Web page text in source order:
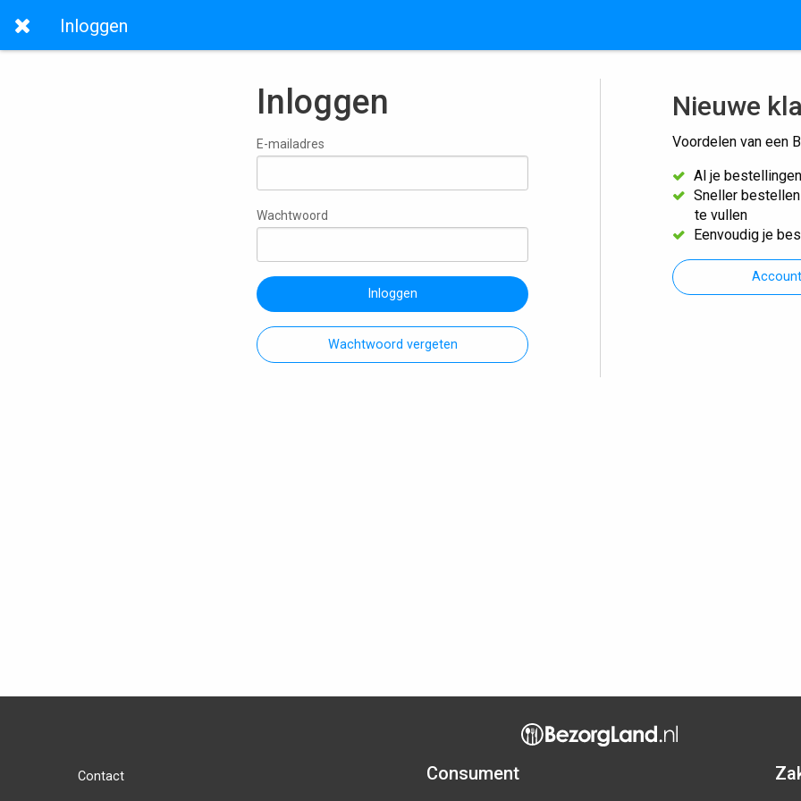
Inloggen
Inloggen
E-mailadres
Wachtwoord
Inloggen
Wachtwoord vergeten
Nieuwe
Voordelen van een
Al je
Sneller
te vullen
Eenvoudig je
Contact Consument